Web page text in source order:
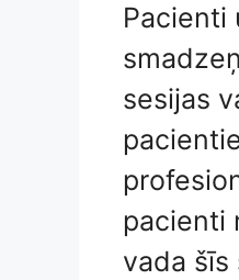
Pacienti
sesijas
pacienti
vada šīs